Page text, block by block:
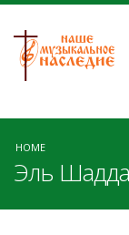
HOME
Эль